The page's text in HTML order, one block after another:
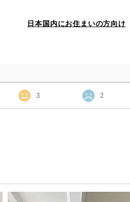
日本国内にお住まいの方向け
3 2